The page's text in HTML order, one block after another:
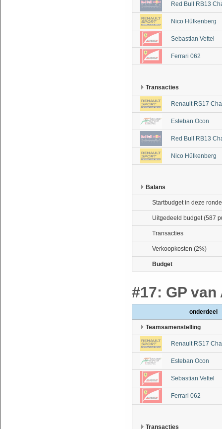
Red Bull RB13
Nico Hülkenberg
Sebastian Vettel
Ferrari 062
Transacties
Renault RS17
Esteban Ocon
Red Bull RB13
Nico Hülkenberg
Balans
Startbudget in deze ronde
Uitgedeeld budget (587
Transacties
Verkoopkosten (2%)
Budget
#17: GP
onderdeel
Teamsamenstelling
Renault RS17
Esteban Ocon
Sebastian Vettel
Ferrari 062
Transacties